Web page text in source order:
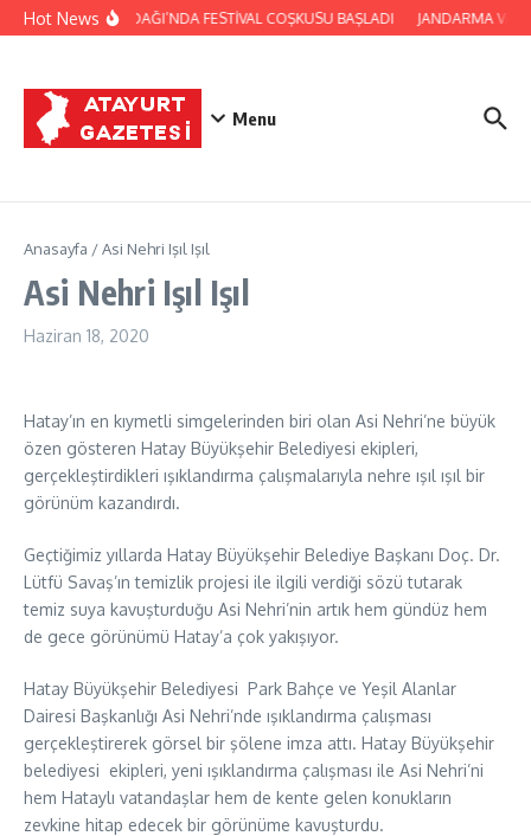
İçeriğe atla
Hot NewsYAYLADAĞI’NDA FESTİVAL COŞKUSU BAŞLADI JANDARMA VE
Menu
Anasayfa /Asi Nehri Işıl Işıl
Asi Nehri Işıl Işıl
Haziran 18, 2020
Hatay’ın en kıymetli simgelerinden biri olan Asi Nehri’ne büyük
özen gösteren Hatay Büyükşehir Belediyesi ekipleri,
gerçekleştirdikleri ışıklandırma çalışmalarıyla nehre ışıl ışıl bir
görünüm kazandırdı.
Geçtiğimiz yıllarda Hatay Büyükşehir Belediye Başkanı Doç. Dr.
Lütfü Savaş’ın temizlik projesi ile ilgili verdiği sözü tutarak
temiz suya kavuşturduğu Asi Nehri’nin artık hem gündüz hem
de gece görünümü Hatay’a çok yakışıyor.
Hatay Büyükşehir Belediyesi Park Bahçe ve Yeşil Alanlar
Dairesi Başkanlığı Asi Nehri’nde ışıklandırma çalışması
gerçekleştirerek görsel bir şölene imza attı. Hatay Büyükşehir
belediyesi ekipleri, yeni ışıklandırma çalışması ile Asi Nehri’ni
hem Hataylı vatandaşlar hem de kente gelen konukların
zevkine hitap edecek bir görünüme kavuşturdu.